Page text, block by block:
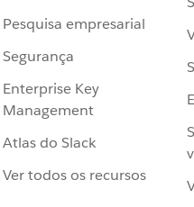
Pesquisa empresarial
Segurança
Enterprise Key
Management
Atlas do Slack
Ver todos os recursos